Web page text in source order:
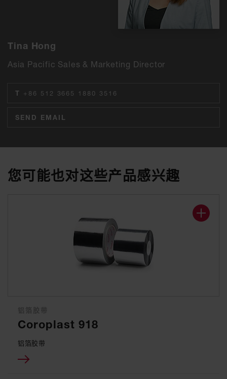
Tina Hong
Asia Pacific Sales & Marketing Director
T +86 512 3665 1880 3516
SEND EMAIL
您可能也对这些产品感兴趣
Coroplast 918
铝箔胶带